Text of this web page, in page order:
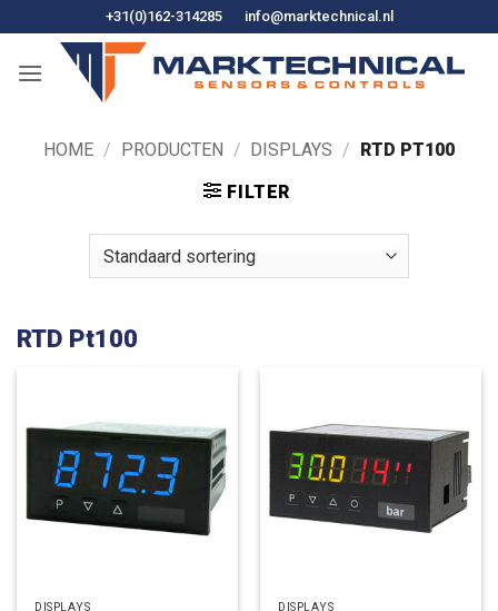
naar
+31(0)162-314285 info@marktechnical.nl
HOME / PRODUCTEN / DISPLAYS / RTD PT100
FILTER
RTD Pt100
DISPLAYS DISPLAYS